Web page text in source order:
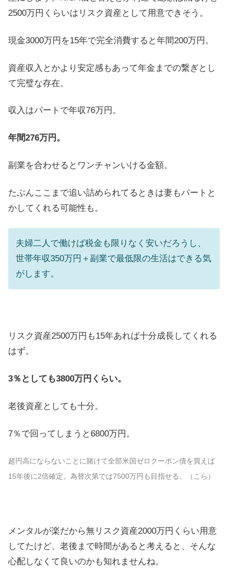
2500万円くらいはリスク資産として用意できそう。
現金3000万円を15年で完全消費すると年間200万円。
資産収入とかより安定感もあって年金までの繋ぎとし
て完璧な存在。
収入はパートで年収76万円。
年間276万円。
副業を合わせるとワンチャンいける金額。
たぶんここまで追い詰められてるときは妻もパートと
かしてくれる可能性も。
夫婦二人で働けば税金も限りなく安いだろうし、
世帯年収350万円＋副業で最低限の生活はできる気
がします。
リスク資産2500万円も15年あれば十分成長してくれる
はず。
3％としても3800万円くらい。
老後資産としても十分。
7％で回ってしまうと6800万円。
超円高にならないことに賭けて全部米国ゼロクーポン債を買えば
15年後に2倍確定。為替次第では7500万円も目指せる。（こら）
メンタルが楽だから無リスク資産2000万円くらい用意
してたけど、老後まで時間があると考えると、そんな
心配しなくて良いのかも知れませんね。